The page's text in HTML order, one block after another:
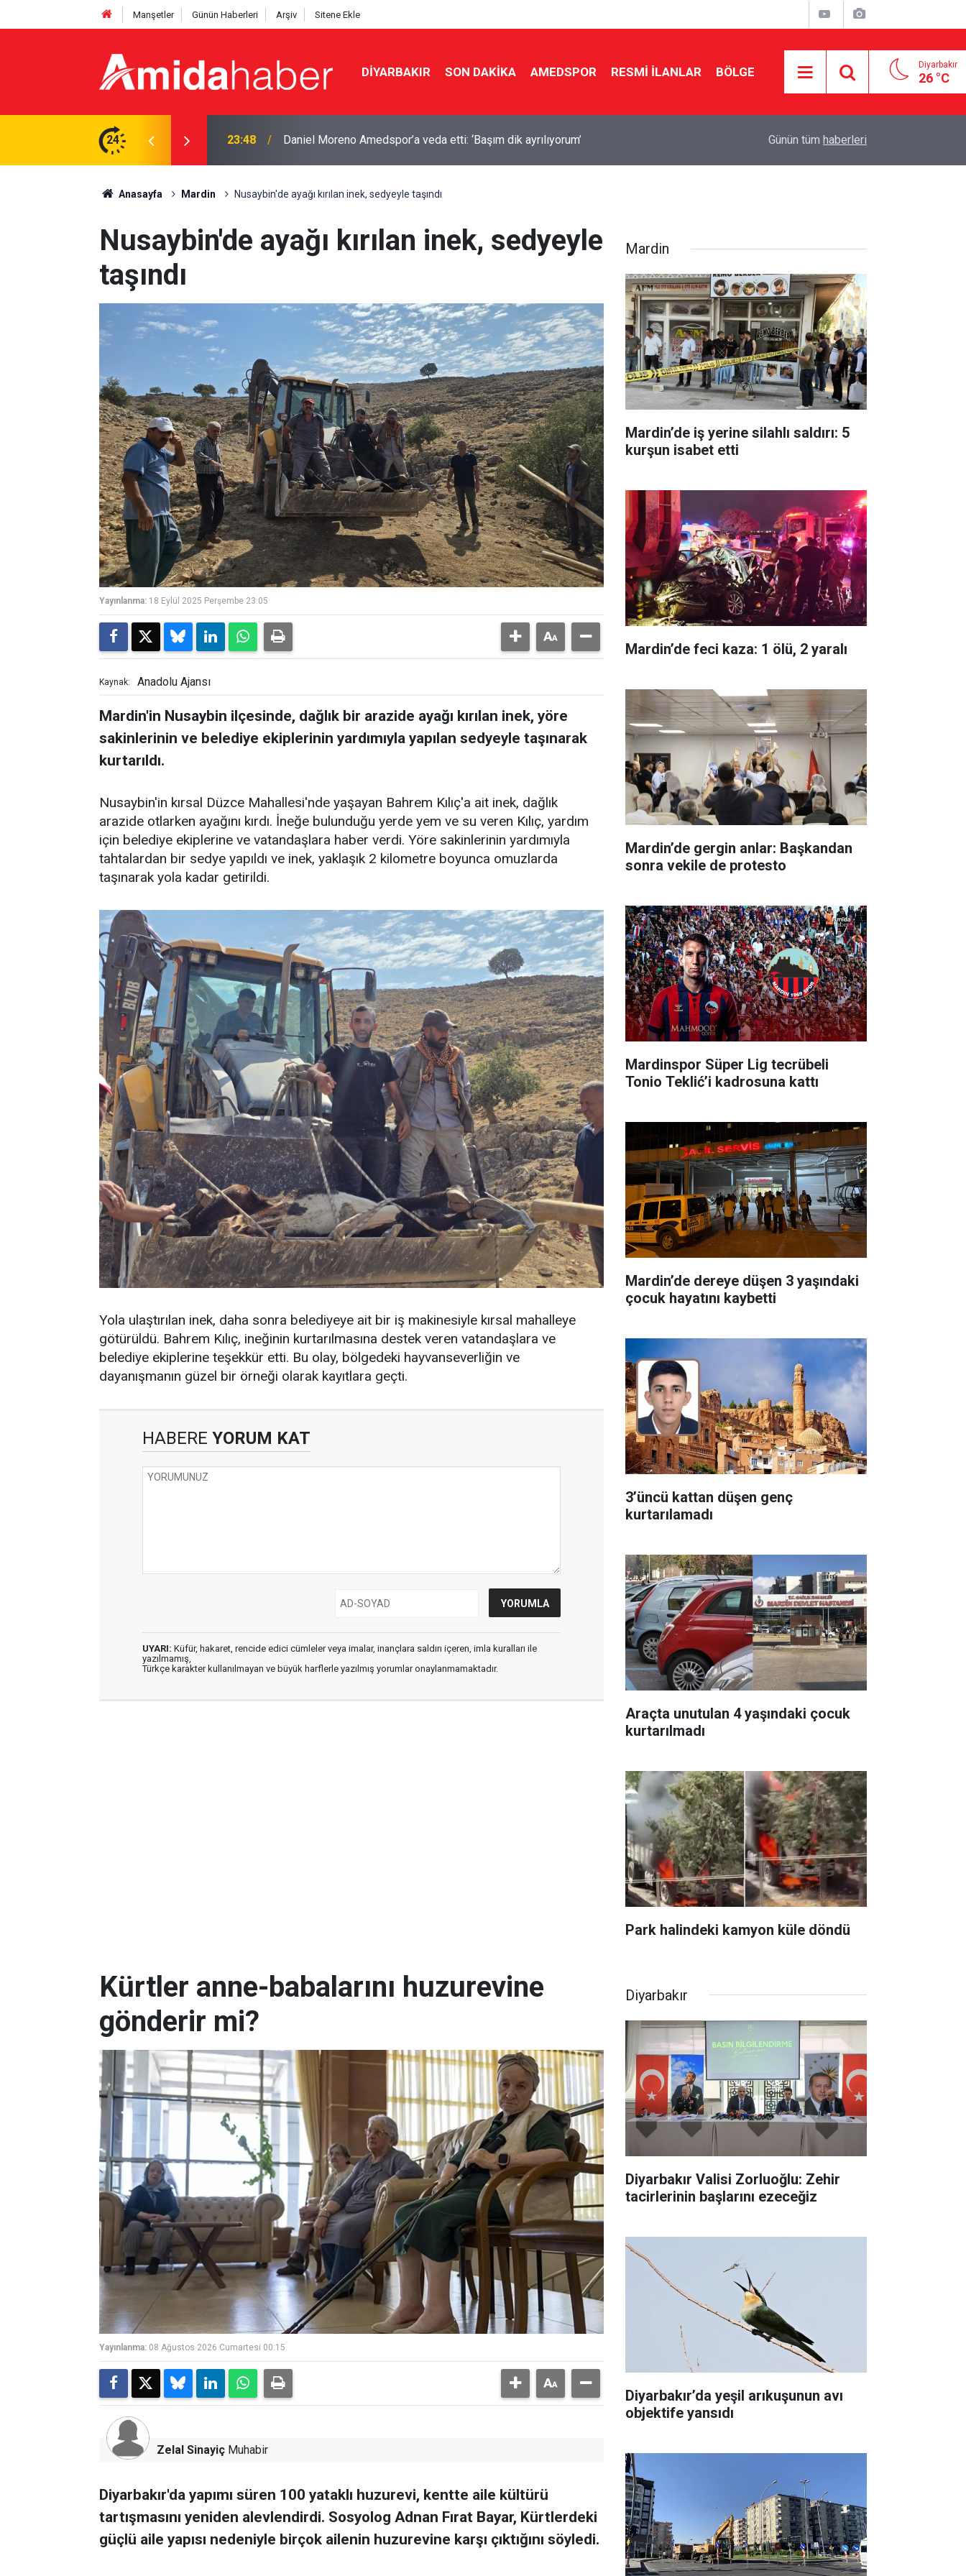
Manşetler Günün Haberleri Arşiv Sitene Ekle
DIYARBAKIR SON DAKIKA AMEDSPOR RESMI İLANLAR BÖLGE Diyarbakır
26 °C
24
‘Başım dik ayrılıyorum’ 23:25 Pezeşkiyan’dan ABD ile mutabakat mesajı: Neden sürekli savaşalım? Musa Anter davasının yeniden açılması için
Günün tüm haberleri
Anasayfa Mardin Nusaybin'de ayağı kırılan inek, sedyeyle taşındı
Nusaybin'de ayağı kırılan inek, sedyeyle
taşındı
Yayınlanma: 18 Eylül 2025 Perşembe 23:05
Kaynak: Anadolu Ajansı
Mardin'in Nusaybin ilçesinde, dağlık bir arazide ayağı kırılan inek, yöre
sakinlerinin ve belediye ekiplerinin yardımıyla yapılan sedyeyle taşınarak
kurtarıldı.
Nusaybin'in kırsal Düzce Mahallesi'nde yaşayan Bahrem Kılıç'a ait inek, dağlık
arazide otlarken ayağını kırdı. İneğe bulunduğu yerde yem ve su veren Kılıç, yardım
için belediye ekiplerine ve vatandaşlara haber verdi. Yöre sakinlerinin yardımıyla
tahtalardan bir sedye yapıldı ve inek, yaklaşık 2 kilometre boyunca omuzlarda
taşınarak yola kadar getirildi.
Yola ulaştırılan inek, daha sonra belediyeye ait bir iş makinesiyle kırsal mahalleye
götürüldü. Bahrem Kılıç, ineğinin kurtarılmasına destek veren vatandaşlara ve
belediye ekiplerine teşekkür etti. Bu olay, bölgedeki hayvanseverliğin ve
dayanışmanın güzel bir örneği olarak kayıtlara geçti.
HABERE YORUM KAT
UYARI: Küfür, hakaret, rencide edici cümleler veya imalar, inançlara saldırı içeren, imla kuralları ile
yazılmamış,
Türkçe karakter kullanılmayan ve büyük harflerle yazılmış yorumlar onaylanmamaktadır.
Mardin
Mardin’de iş yerine silahlı saldırı: 5
kurşun isabet etti
Mardin’de feci kaza: 1 ölü, 2 yaralı
Mardin’de gergin anlar: Başkandan
sonra vekile de protesto
Mardinspor Süper Lig tecrübeli
Tonio Teklić’i kadrosuna kattı
Mardin’de dereye düşen 3 yaşındaki
çocuk hayatını kaybetti
3’üncü kattan düşen genç
kurtarılamadı
Araçta unutulan 4 yaşındaki çocuk
kurtarılmadı
Park halindeki kamyon küle döndü
Kürtler anne-babalarını huzurevine
gönderir mi?
Yayınlanma: 08 Ağustos 2026 Cumartesi 00:15
Zelal Sinayiç Muhabir
Diyarbakır'da yapımı süren 100 yataklı huzurevi, kentte aile kültürü
tartışmasını yeniden alevlendirdi. Sosyolog Adnan Fırat Bayar, Kürtlerdeki
güçlü aile yapısı nedeniyle birçok ailenin huzurevine karşı çıktığını söyledi.
Diyarbakır
Diyarbakır Valisi Zorluoğlu: Zehir
tacirlerinin başlarını ezeceğiz
Diyarbakır’da yeşil arıkuşunun avı
objektife yansıdı